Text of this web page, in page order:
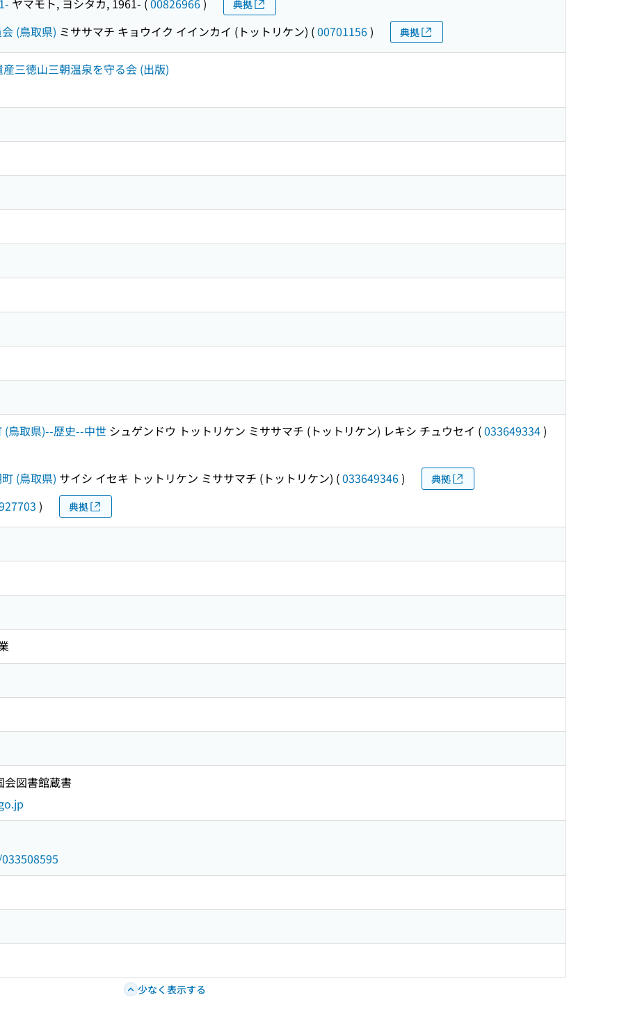
典拠
(鳥取県) ミササマチ キョウイク イインカイ (トットリケン) (00701156) 典拠
三徳山三朝温泉を守る会 (出版)
鳥取県)--歴史--中世 シュゲンドウ トットリケン ミササマチ (トットリケン) レキシ チュウセイ (033649334)
(鳥取県) サイシ イセキ トットリケン ミササマチ (トットリケン) (033649346) 典拠
) 典拠
会図書館蔵書
少なく表示する